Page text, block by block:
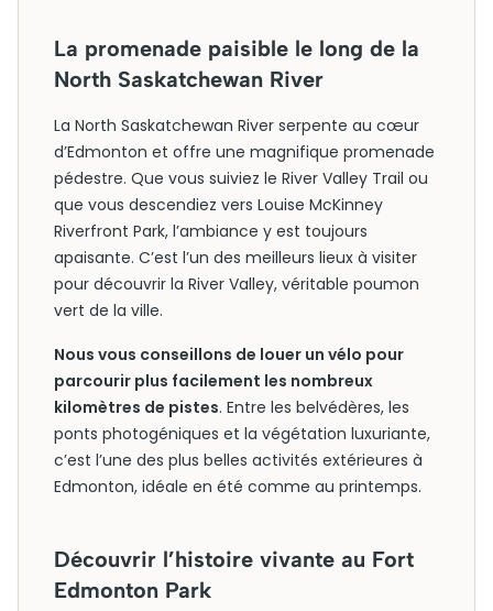
La promenade paisible le long de la
North Saskatchewan River
La North Saskatchewan River serpente au cœur
d’Edmonton et offre une magnifique promenade
pédestre. Que vous suiviez le River Valley Trail ou
que vous descendiez vers Louise McKinney
Riverfront Park, l’ambiance y est toujours
apaisante. C’est l’un des meilleurs lieux à visiter
pour découvrir la River Valley, véritable poumon
vert de la ville.
Nous vous conseillons de louer un vélo pour
parcourir plus facilement les nombreux
kilomètres de pistes. Entre les belvédères, les
ponts photogéniques et la végétation luxuriante,
c’est l’une des plus belles activités extérieures à
Edmonton, idéale en été comme au printemps.
Découvrir l’histoire vivante au Fort
Edmonton Park